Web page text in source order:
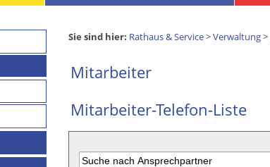
Sie sind hier: Rathaus & Service>Verwaltung>
Mitarbeiter
Mitarbeiter-Telefon-Liste